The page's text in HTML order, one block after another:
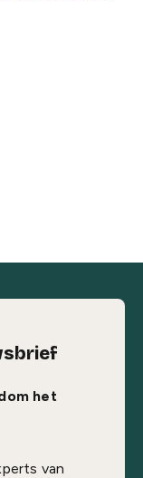
het
van